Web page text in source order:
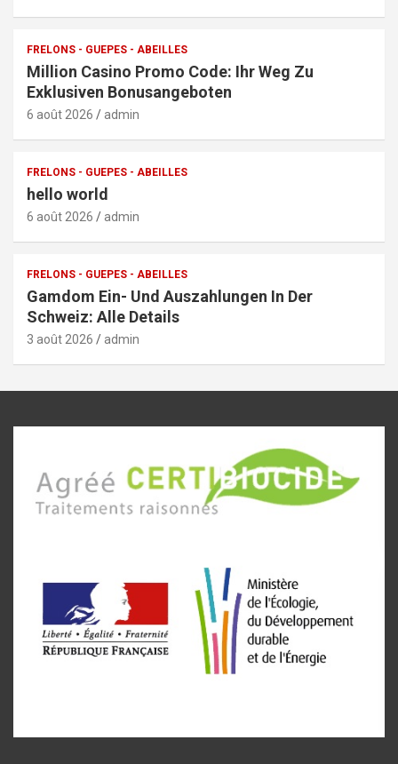
FRELONS - GUEPES - ABEILLES
Million Casino Promo Code: Ihr Weg Zu
Exklusiven Bonusangeboten
6 août 2026 admin
FRELONS - GUEPES - ABEILLES
hello world
6 août 2026 admin
FRELONS - GUEPES - ABEILLES
Gamdom Ein- Und Auszahlungen In Der
Schweiz: Alle Details
3 août 2026 admin